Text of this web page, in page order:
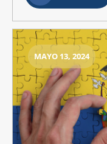
MAYO 13, 2024